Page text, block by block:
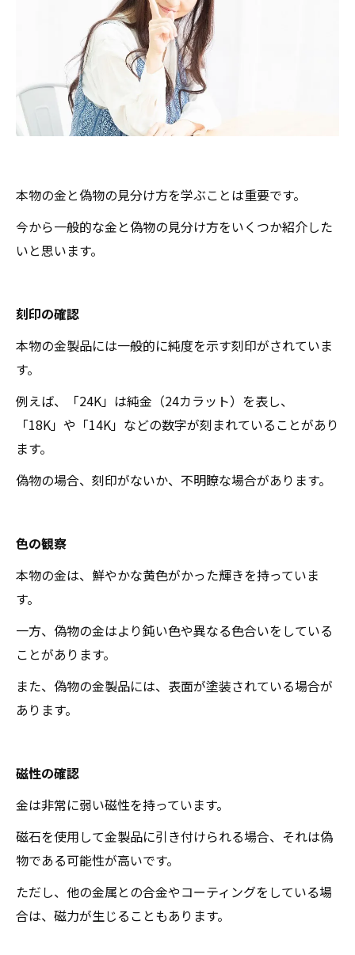
本物の金と偽物の見分け方を学ぶことは重要です。
今から一般的な金と偽物の見分け方をいくつか紹介した
いと思います。
刻印の確認
本物の金製品には一般的に純度を示す刻印がされていま
す。
例えば、「24K」は純金（24カラット）を表し、
「18K」や「14K」などの数字が刻まれていることがあり
ます。
偽物の場合、刻印がないか、不明瞭な場合があります。
色の観察
本物の金は、鮮やかな黄色がかった輝きを持っていま
す。
一方、偽物の金はより鈍い色や異なる色合いをしている
ことがあります。
また、偽物の金製品には、表面が塗装されている場合が
あります。
磁性の確認
金は非常に弱い磁性を持っています。
磁石を使用して金製品に引き付けられる場合、それは偽
物である可能性が高いです。
ただし、他の金属との合金やコーティングをしている場
合は、磁力が生じることもあります。